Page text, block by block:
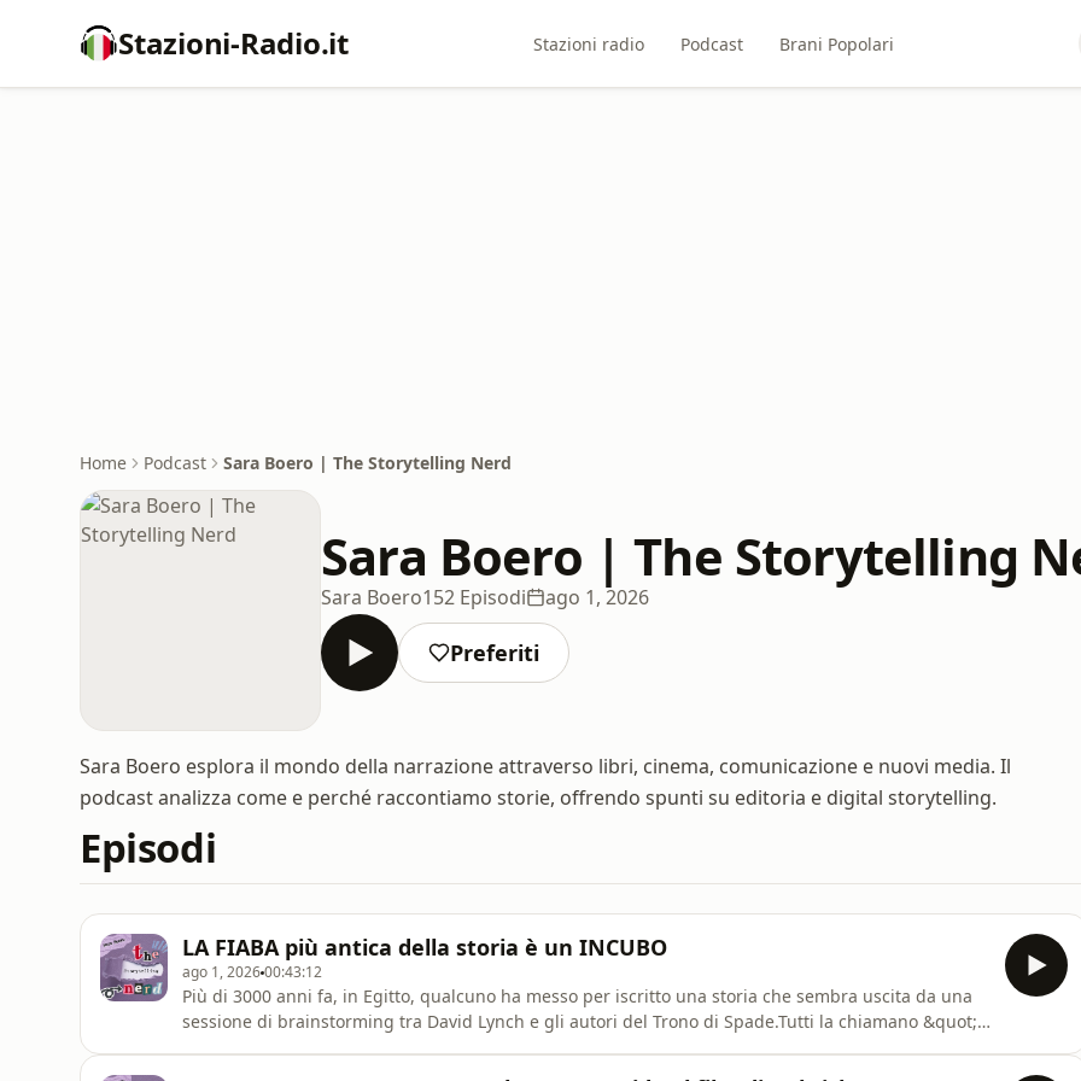
Stazioni-Radio.it Stazioni radio Podcast Brani Popolari
Home Podcast Sara Boero | The Storytelling Nerd
Sara Boero | The Storytelling
Sara Boero152 Episodi ago 1, 2026
Preferiti
Sara Boero esplora il mondo della narrazione attraverso libri, cinema, comunicazione e nuovi media. Il
podcast analizza come e perché raccontiamo storie, offrendo spunti su editoria e digital storytelling.
Episodi
LA FIABA più antica della storia è un INCUBO
ago 1, 202600:43:12
Più di 3000 anni fa, in Egitto, qualcuno ha messo per iscritto una storia che sembra uscita da una
sessione di brainstorming tra David Lynch e gli autori del Trono di Spade.Tutti la chiamano &quot;Il